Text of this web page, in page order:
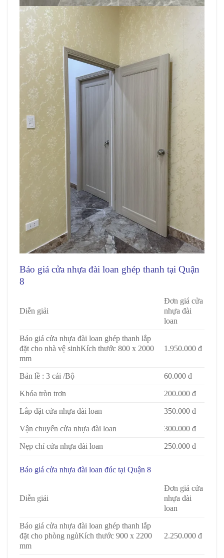
Báo giá cửa nhựa đài loan ghép thanh tại Quận
8
Diễn giải
Đơn giá cửa
nhựa đài
loan
Báo giá cửa nhựa đài loan ghép thanh lắp
đặt cho nhà vệ sinhKích thước 800 x 2000
mm
1.950.000 đ
Bản lề : 3 cái /Bộ 60.000 đ
Khóa tròn trơn 200.000 đ
Lắp đặt cửa nhựa đài loan 350.000 đ
Vận chuyển cửa nhựa đài loan 300.000 đ
Nẹp chỉ cửa nhựa đài loan 250.000 đ
Báo giá cửa nhựa đài loan đúc tại Quận 8
Diễn giải
Đơn giá cửa
nhựa đài
loan
Báo giá cửa nhựa đài loan ghép thanh lắp
đặt cho phòng ngủKích thước 900 x 2200
mm
2.250.000 đ